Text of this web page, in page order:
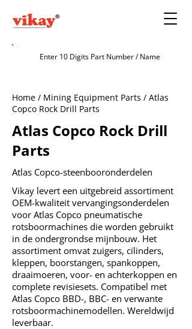
Home / Mining Equipment Parts / Atlas
Copco Rock Drill Parts
Atlas Copco Rock Drill
Parts
Atlas Copco-steenbooronderdelen
Vikay levert een uitgebreid assortiment
OEM-kwaliteit vervangingsonderdelen
voor Atlas Copco pneumatische
rotsboormachines die worden gebruikt
in de ondergrondse mijnbouw. Het
assortiment omvat zuigers, cilinders,
kleppen, boorstangen, spankoppen,
draaimoeren, voor- en achterkoppen en
complete revisiesets. Compatibel met
Atlas Copco BBD-, BBC- en verwante
rotsboormachinemodellen. Wereldwijd
leverbaar.